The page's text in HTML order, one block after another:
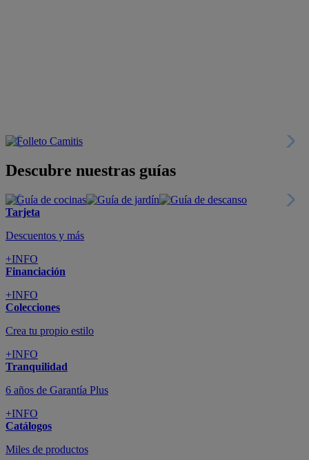
Descubre nuestras guías
Tarjeta
Descuentos y más
+INFO
Financiación
+INFO
Colecciones
Crea tu propio estilo
+INFO
Tranquilidad
6 años de Garantía Plus
+INFO
Catálogos
Miles de productos